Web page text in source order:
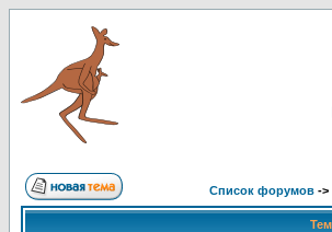
Список форумов ->